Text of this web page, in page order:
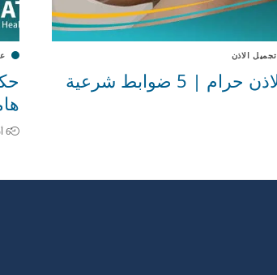
تجميل الاذن
هل تجميل الاذن حرام | 5 ضوابط شرعية
6 أشهر ago